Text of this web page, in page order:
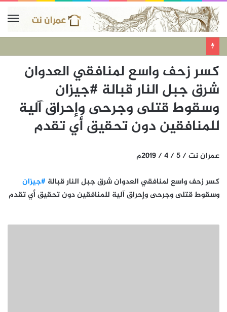
كسر زحف واسع لمنافقي العدوان
شرق جبل النار قبالة #جيزان
وسقوط قتلى وجرحى وإحراق آلية
للمنافقين دون تحقيق أي تقدم
عمران نت / 5 / 4 / 2019م
كسر زحف واسع لمنافقي العدوان شرق جبل النار قبالة #جيزان
وسقوط قتلى وجرحى وإحراق آلية للمنافقين دون تحقيق أي تقدم